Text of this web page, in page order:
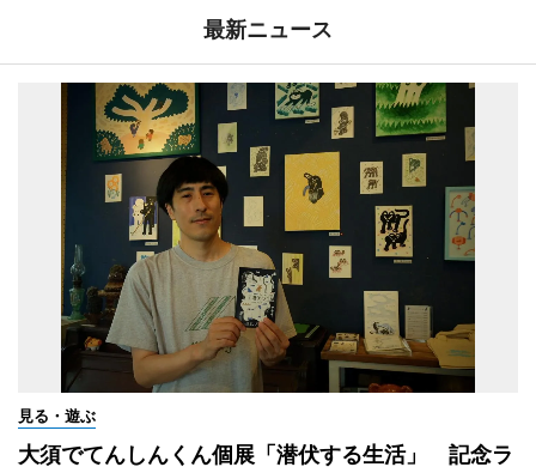
最新ニュース
見る・遊ぶ
大須でてんしんくん個展「潜伏する生活」 記念ラ